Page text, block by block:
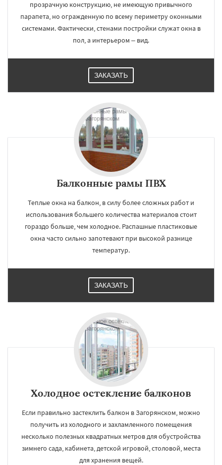
прозрачную конструкцию, не имеющую привычного
парапета, но огражденную по всему периметру оконными
системами. Фактически, стенами постройки служат окна в
пол, а интерьером – вид.
ЗАКАЗАТЬ
Балконные рамы ПВХ
Теплые окна на балкон, в силу более сложных работ и
использования большего количества материалов стоит
гораздо больше, чем холодное. Распашные пластиковые
окна часто сильно запотевают при высокой разнице
температур.
ЗАКАЗАТЬ
Холодное остекление балконов
Если правильно застеклить балкон в Загорянском, можно
получить из холодного и захламленного помещения
несколько полезных квадратных метров для обустройства
зимнего сада, кабинета, детской игровой, столовой, места
для хранения вещей.